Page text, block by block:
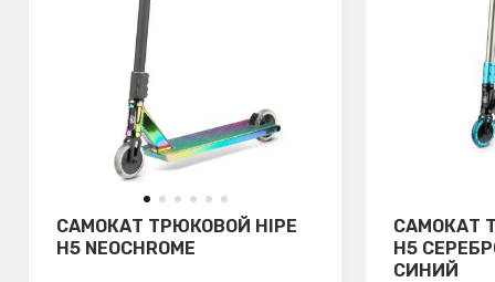
САМОКАТ ТРЮКОВОЙ HIPE
H5 NEOCHROME
САМОКАТ
H5
СИНИЙ